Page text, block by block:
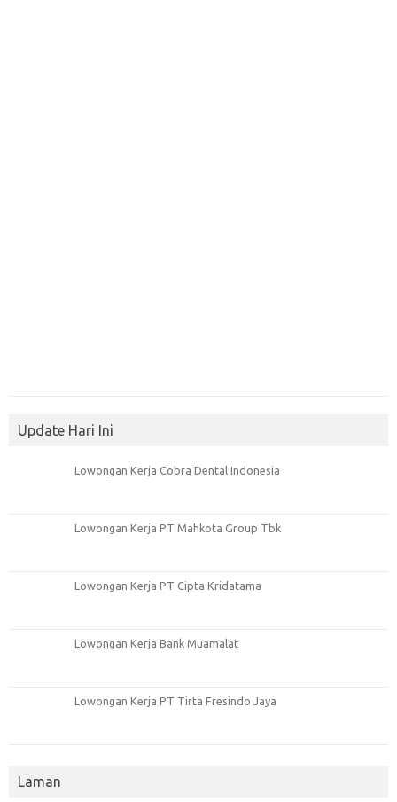
Update Hari Ini
Lowongan Kerja Cobra Dental Indonesia
Lowongan Kerja PT Mahkota Group Tbk
Lowongan Kerja PT Cipta Kridatama
Lowongan Kerja Bank Muamalat
Lowongan Kerja PT Tirta Fresindo Jaya
Laman